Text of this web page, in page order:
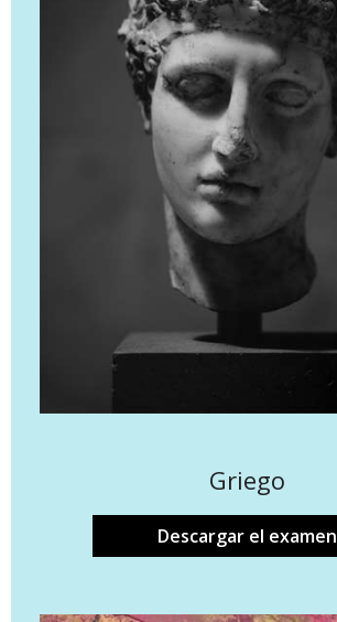
Griego
Descargar el examen